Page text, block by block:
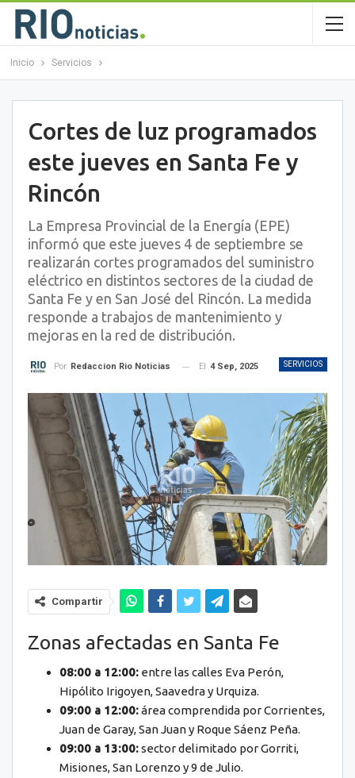
Inicio Servicios
Cortes de luz programados
este jueves en Santa Fe y
Rincón
La Empresa Provincial de la Energía (EPE)
informó que este jueves 4 de septiembre se
realizarán cortes programados del suministro
eléctrico en distintos sectores de la ciudad de
Santa Fe y en San José del Rincón. La medida
responde a trabajos de mantenimiento y
mejoras en la red de distribución.
SERVICIOS
Por Redaccion Rio Noticias El 4 Sep, 2025
Compartir
Zonas afectadas en Santa Fe
08:00 a 12:00: entre las calles Eva Perón,
Hipólito Irigoyen, Saavedra y Urquiza.
09:00 a 12:00:área comprendida por Corrientes,
Juan de Garay, San Juan y Roque Sáenz Peña.
09:00 a 13:00:sector delimitado por Gorriti,
Misiones, San Lorenzo y 9 de Julio.